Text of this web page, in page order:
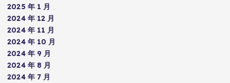
2025 年 1 月
2024 年 12 月
2024 年 11 月
2024 年 10 月
2024 年 9 月
2024 年 8 月
2024 年 7 月